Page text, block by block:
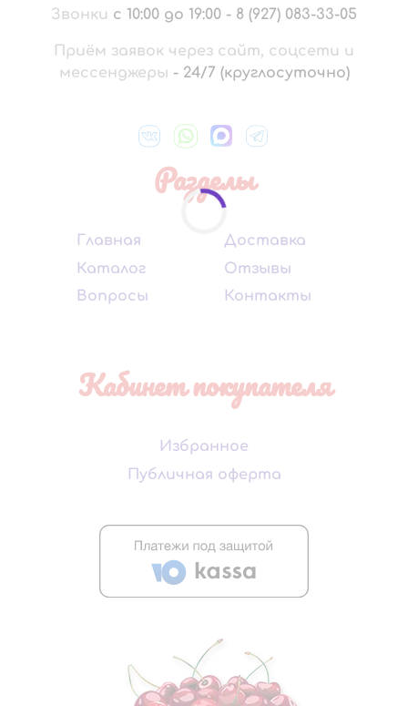
Звонки с 10:00 до 19:00 - 8 (927) 083-33-05
Приём заявок через сайт, соцсети и
мессенджеры - 24/7 (круглосуточно)
Разделы
Главная
Каталог
Вопросы
Доставка
Отзывы
Контакты
Кабинет покупателя
Избранное
Публичная оферта